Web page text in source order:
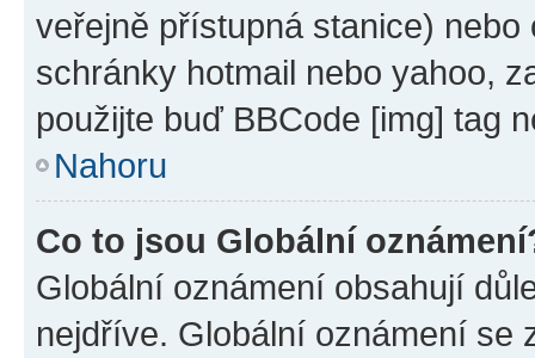
veřejně přístupná stanice)
schránky hotmail nebo yahoo,
použijte buď BBCode [img] tag
Nahoru
Co to jsou Globální
Globální oznámení obsahují
nejdříve. Globální oznámení se